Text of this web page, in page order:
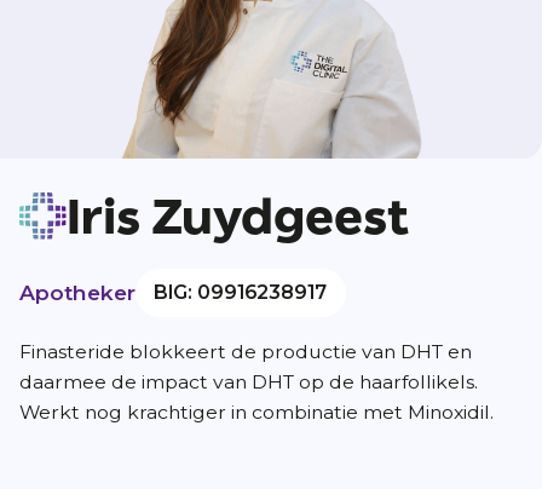
Iris Zuydgeest
Apotheker BIG: 09916238917
Finasteride blokkeert de productie van DHT en
daarmee de impact van DHT op de haarfollikels.
Werkt nog krachtiger in combinatie met Minoxidil.